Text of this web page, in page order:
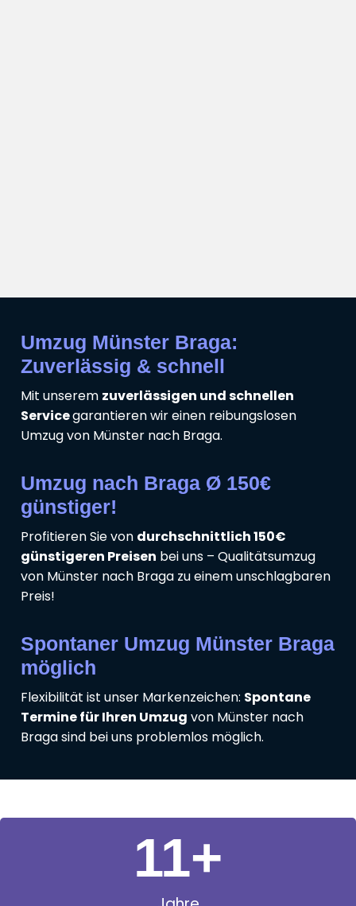
Umzug Münster Braga:
Zuverlässig & schnell
Mit unserem zuverlässigen und schnellen
Servicegarantieren wir einen reibungslosen
Umzug von Münster nach Braga.
Umzug nach Braga Ø 150€
günstiger!
Profitieren Sie von durchschnittlich 150€
günstigeren Preisen bei uns – Qualitätsumzug
von Münster nach Braga zu einem unschlagbaren
Preis!
Spontaner Umzug Münster Braga
möglich
Flexibilität ist unser Markenzeichen: Spontane
Termine für Ihren Umzug von Münster nach
Braga sind bei uns problemlos möglich.
11+